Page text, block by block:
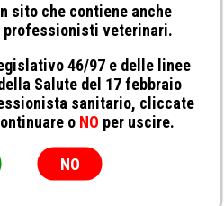
180 cm Luer Lock
Heidelberger Luer Lock
30 cm
sito che contiene anche
veterinari.
46/97 e delle linee
Salute del 17 febbraio
sanitario, cliccate
o NO per uscire.
NO